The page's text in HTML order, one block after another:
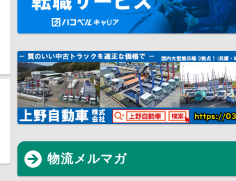
物流メルマガ